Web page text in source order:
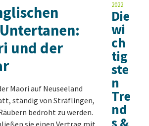
und der
Maori auf Neuseeland
ständig von Sträflingen,
bedroht zu werden.
sie einen Vertrag mit
2022
Die
wi
ch
tig
ste
n
Tre
nd